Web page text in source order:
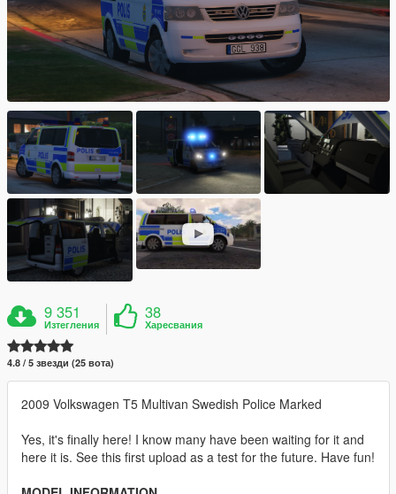
9 351
Изтегления
38
Харесвания
4.8 / 5 звезди (25 вота)
2009 Volkswagen T5 Multivan Swedish Police Marked
Yes, it's finally here! I know many have been waiting for it and
here it is. See this first upload as a test for the future. Have fun!